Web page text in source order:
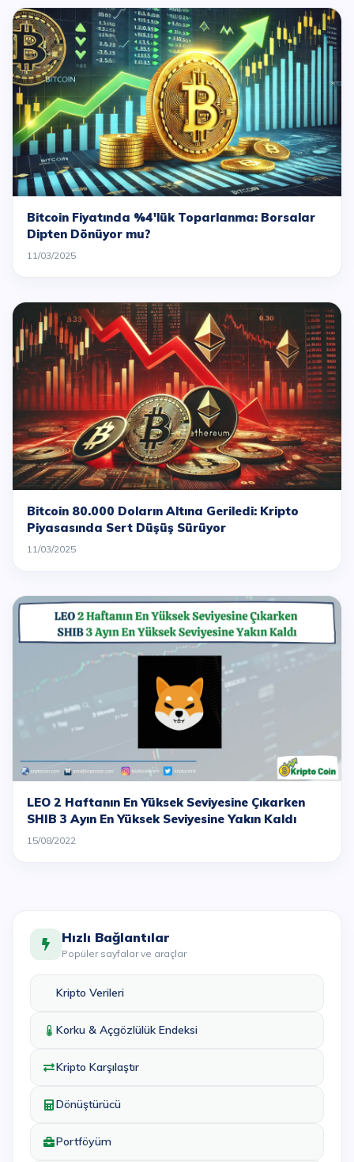
Bitcoin Fiyatında %4'lük Toparlanma: Borsalar
Dipten Dönüyor mu?
11/03/2025
Bitcoin 80.000 Doların Altına Geriledi: Kripto
Piyasasında Sert Düşüş Sürüyor
11/03/2025
LEO 2 Haftanın En Yüksek Seviyesine Çıkarken
SHIB 3 Ayın En Yüksek Seviyesine Yakın Kaldı
15/08/2022
Hızlı Bağlantılar
Popüler sayfalar ve araçlar
Kripto Verileri
Korku & Açgözlülük Endeksi
Kripto Karşılaştır
Dönüştürücü
Portföyüm